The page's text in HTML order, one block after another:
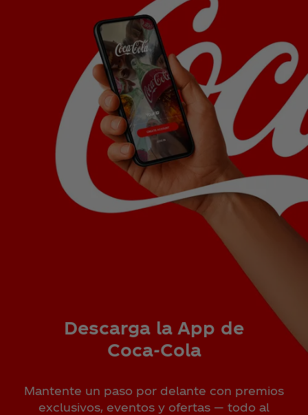
Descarga la App de
Coca‑Cola
Mantente un paso por delante con premios
exclusivos, eventos y ofertas — todo al